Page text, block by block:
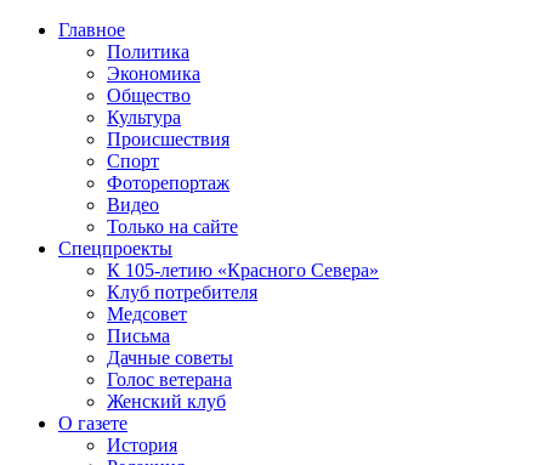
Главное
Политика
Экономика
Общество
Культура
Происшествия
Спорт
Фоторепортаж
Видео
Только на сайте
Спецпроекты
К 105-летию «Красного Севера»
Клуб потребителя
Медсовет
Письма
Дачные советы
Голос ветерана
Женский клуб
О газете
История